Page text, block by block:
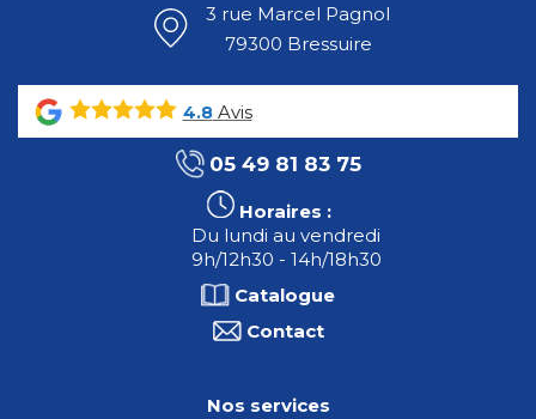
3 rue Marcel Pagnol
79300 Bressuire
4.8Avis
05 49 81 83 75
Horaires :
Du lundi au vendredi
9h/12h30 - 14h/18h30
Catalogue
Contact
Nos services